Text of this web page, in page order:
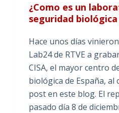
¿Como es un
seguridad
Hace unos días
Lab24 de RTVE a
CISA, el mayor centro
biológica de España, al
post en este blog. El
pasado día 8 de